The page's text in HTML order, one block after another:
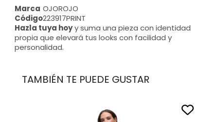
Marca OJOROJO
Código223917PRINT
Hazla tuya hoyy suma una pieza con identidad
propia que elevará tus looks con facilidad y
personalidad.
TAMBIÉN TE PUEDE GUSTAR